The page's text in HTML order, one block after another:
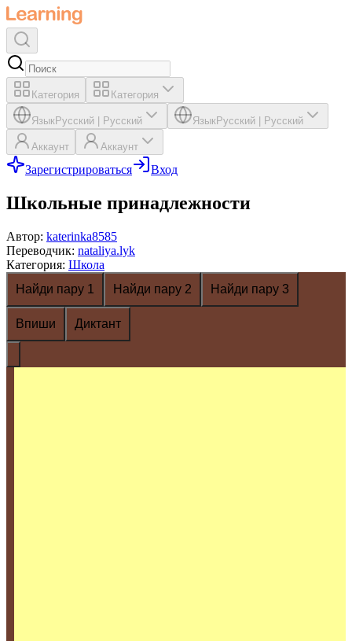
Категория Категория
ЯзыкРусский Русский ЯзыкРусский Русский
Аккаунт Аккаунт
Зарегистрироваться Вход
Школьные принадлежности
Автор: katerinka8585
Переводчик: nataliya.lyk
Категория: Школа
Найди пару 1
Найди пару 2 Найди пару 3
Впиши Диктант